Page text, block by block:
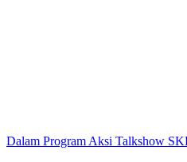
Dalam Program Aksi Talkshow